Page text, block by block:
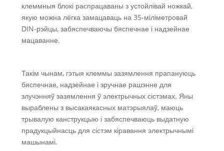
клеммныя блокі распрацаваны з устойлівай ножкай,
якую можна лёгка замацаваць на 35-міліметровай
DIN-рэйцы, забяспечваючы бяспечнае і надзейнае
мацаванне.
Такім чынам, гэтыя клеммы зазямлення прапануюць
бяспечнае, надзейнае і зручнае рашэнне для
злучэнняў зазямлення ў электрычных сістэмах. Яны
выраблены з высакаякасных матэрыялаў, маюць
трывалую канструкцыю і забяспечваюць выдатную
прадукцыйнасць для сістэм кіравання электрычнымі
машынамі.